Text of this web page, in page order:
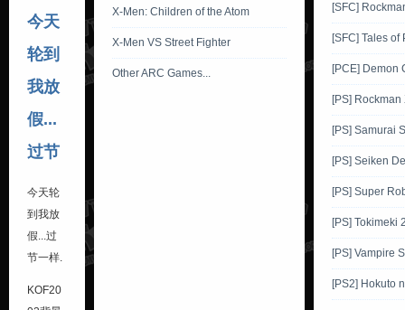
今天
轮到
我放
假...
过节
今天轮
到我放
假...过
节一样.
KOF20
X-Men: Children of the Atom
X-Men VS Street Fighter
Other ARC Games...
[SFC]
[SFC] Tales of
[PCE] Demon
[PS] Rockman
[PS] Samurai
[PS] Seiken
[PS] Super
[PS] Tokimeki
[PS] Vampire
[PS2] Hokuto